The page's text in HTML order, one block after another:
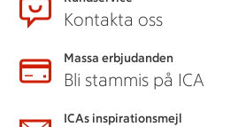
Kontakta oss
Massa erbjudanden
Bli stammis på ICA
ICAs inspirationsmejl